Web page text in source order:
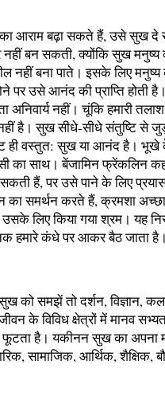
आराम बढ़ा सकते हैं, उसे सुख
नहीं बन सकती, क्योंकि सुख
बना पाते। इसके लिए मनुष्य
पर उसे आनंद की प्राप्ति
नहीं। चूंकि हमारी तलाश
नहीं है। सुख सीधे-सीधे संतुष्टि से
ही वस्तुत: सुख या आनंद है। भूखे
का साथ। बेंजामिन फ्रेंकलिन
हैं, पर उसे पाने के लिए
का समर्थन करते हैं, क्रमशा
लिए किया गया श्रम। यह
हमारे कंधे पर आकर बैठ जाता है।
को समझें तो दर्शन, विज्ञान,
के विविध क्षेत्रों में मानव सभ्यता
है। यकीनन सुख का अपना
सामाजिक, आर्थिक,